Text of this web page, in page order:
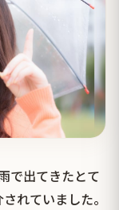
で出てきたとて
れていました。